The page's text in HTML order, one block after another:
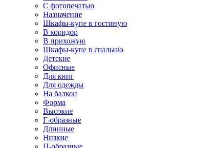
С фотопечатью
Назначение
Шкафы-купе в гостиную
В коридор
В прихожую
Шкафы-купе в спальню
Детские
Офисные
Для книг
Для одежды
На балкон
Форма
Высокие
Г-образные
Длинные
Низкие
П-образные